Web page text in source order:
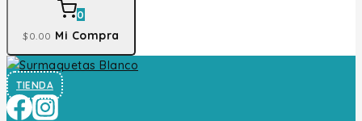
0
$0 .00 Mi Compra
TIENDA